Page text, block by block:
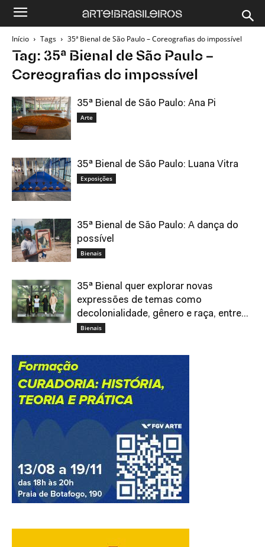
Início Tags 35ª Bienal de São Paulo – Coreografias do impossível
Tag: 35ª Bienal de São Paulo –
Coreografias do impossível
35ª Bienal de São Paulo: Ana Pi
Arte
35ª Bienal de São Paulo: Luana Vitra
Exposições
35ª Bienal de São Paulo: A dança do
possível
Bienais
35ª Bienal quer explorar novas
expressões de temas como
decolonialidade, gênero e raça, entre...
Bienais